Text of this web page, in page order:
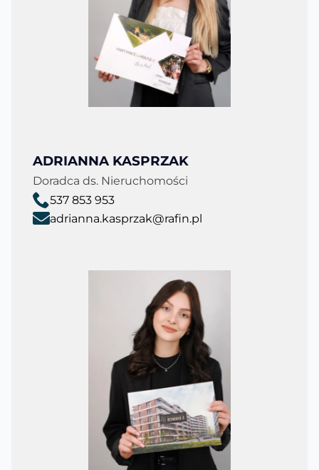
ADRIANNA KASPRZAK
Doradca ds. Nieruchomości
537 853 953
adrianna.kasprzak@rafin.pl